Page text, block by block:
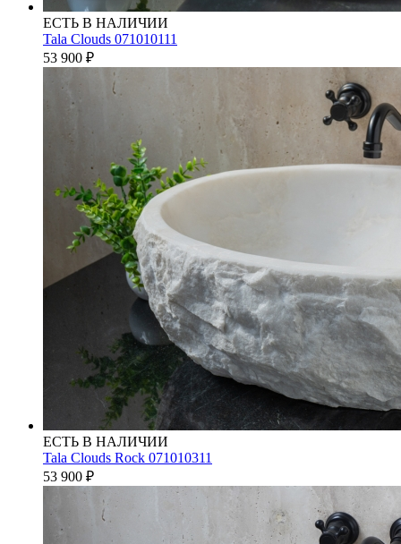
ЕСТЬ В НАЛИЧИИ
Tala Clouds 071010111
53 900 ₽
ЕСТЬ В НАЛИЧИИ
Tala Clouds Rock 071010311
53 900 ₽